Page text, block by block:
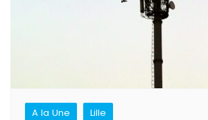
A la Une Lille